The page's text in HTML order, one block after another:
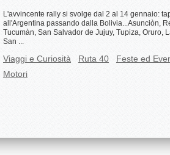
L'avvincente rally si svolge dal 2 al 14 gennaio:
all'Argentina passando dalla Bolivia...Asunciòn,
Tucumàn, San Salvador de Jujuy, Tupiza, Oruro,
San ...
Viaggi e Curiosità Ruta 40 Feste ed
Motori